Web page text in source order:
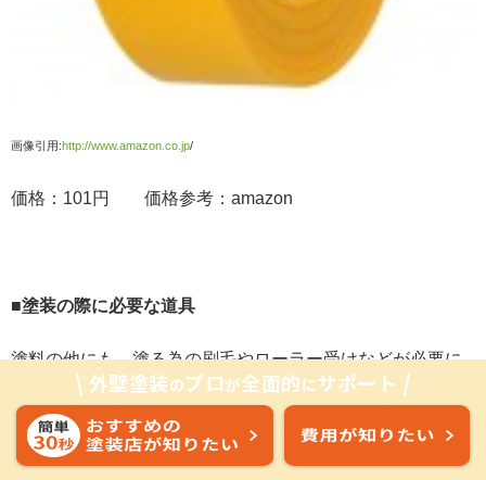
画像引用:http://www.amazon.co.jp/
価格：101円 価格参考：amazon
■塗装の際に必要な道具
塗料の他にも、塗る為の刷毛やローラー受けなどが必要に
なってきます。
・使用塗料
外壁塗装のプロが全面的にサポート